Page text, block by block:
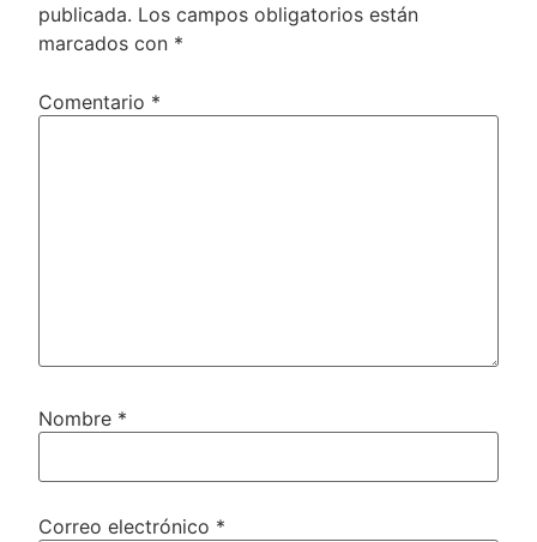
publicada. Los campos obligatorios están
marcados con *
Comentario *
Nombre *
Correo electrónico *